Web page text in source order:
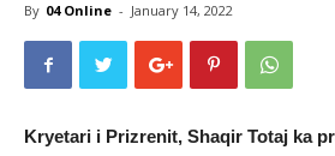
By 04 Online - January 14, 2022
Kryetari i Prizrenit, Shaqir Totaj ka